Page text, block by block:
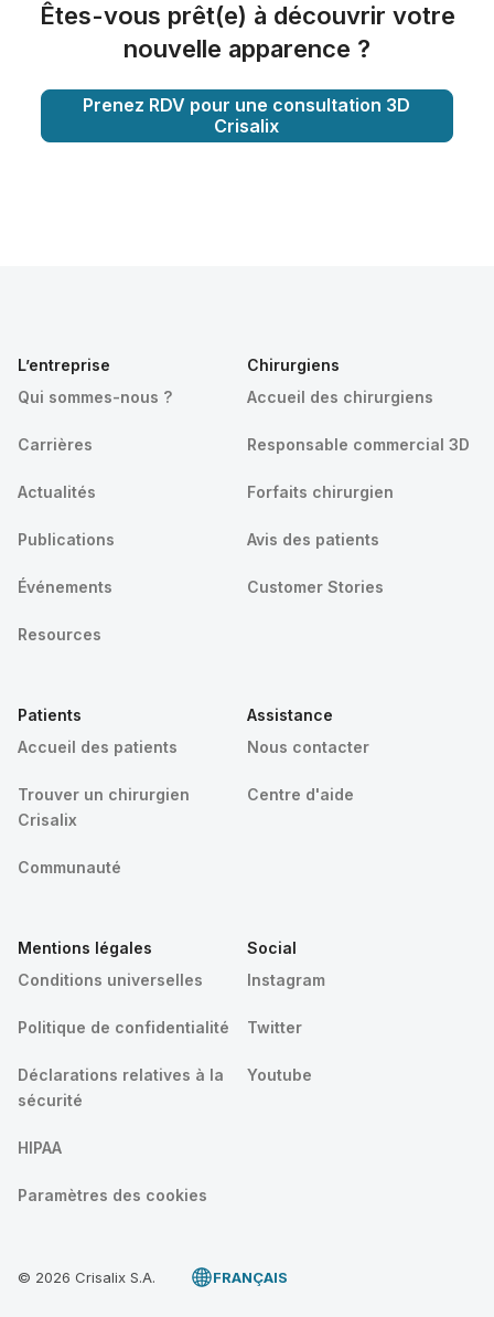
Êtes-vous prêt(e) à découvrir votre
nouvelle apparence ?
Prenez RDV pour une consultation 3D
Crisalix
L’entreprise
Qui sommes-nous ?
Carrières
Actualités
Publications
Événements
Resources
Chirurgiens
Accueil des chirurgiens
Responsable commercial 3D
Forfaits chirurgien
Avis des patients
Customer Stories
Patients
Accueil des patients
Trouver un chirurgien
Crisalix
Communauté
Assistance
Nous contacter
Centre d'aide
Mentions légales
Conditions universelles
Politique de confidentialité
Déclarations relatives à la
sécurité
HIPAA
Paramètres des cookies
Social
Instagram
Twitter
Youtube
© 2026 Crisalix S.A. FRANÇAIS